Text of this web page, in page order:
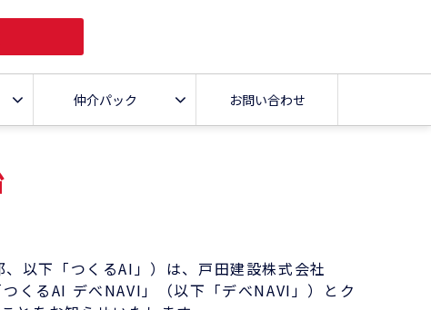
仲介パック お問い合わせ
以下「つくるAI」）は、戸田建設株式会社
くるAI デべNAVI」（以下「デべNAVI」）とク